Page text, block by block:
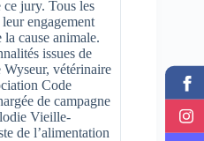
ce jury. Tous les
engagement
la cause animale.
issues de
vétérinaire
Code
de campagne
Vieille-
de l’alimentation